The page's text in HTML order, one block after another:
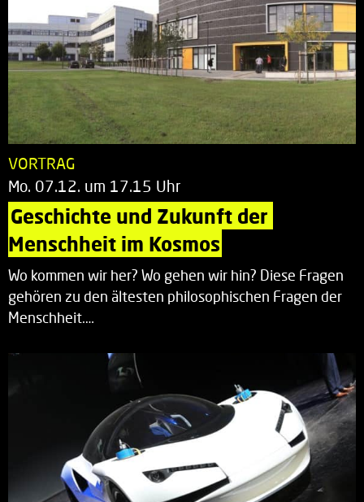
VORTRAG
Mo. 07.12. um 17.15 Uhr
Geschichte und Zukunft der
Menschheit im Kosmos
Wo kommen wir her? Wo gehen wir hin? Diese Fragen
gehören zu den ältesten philosophischen Fragen der
Menschheit.…